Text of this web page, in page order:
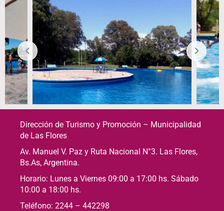
Dirección de Turismo y Promoción – Municipalidad
de Las Flores
Av. Manuel V. Paz y Ruta Nacional N°3. Las Flores,
Bs.As, Argentina.
Horario: Lunes a Viernes 09:00 a 17:00 hs. Sábado
10:00 a 18:00 hs.
Teléfono: 2244 – 442298